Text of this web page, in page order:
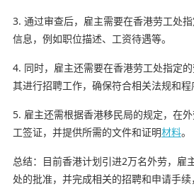
3. 通过审查后，雇主需要在香港劳工处
信息，例如职位描述、工资待遇等。
4. 同时，雇主还需要在香港劳工处指定
其进行招聘工作，确保符合相关法规和程
5. 雇主还需根据香港移民局的规定，在
工签证，并提供所需的文件和证明材料。
总结：目前香港计划引进2万名外劳，雇
处的批准，并完成相关的招聘和申请手